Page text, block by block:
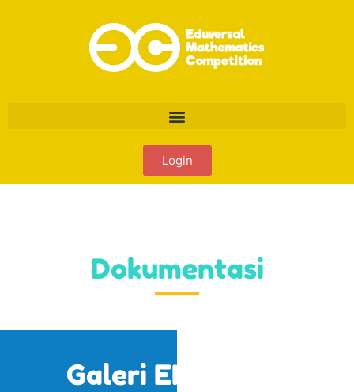
Login
Dokumentasi
Galeri EMC 2024